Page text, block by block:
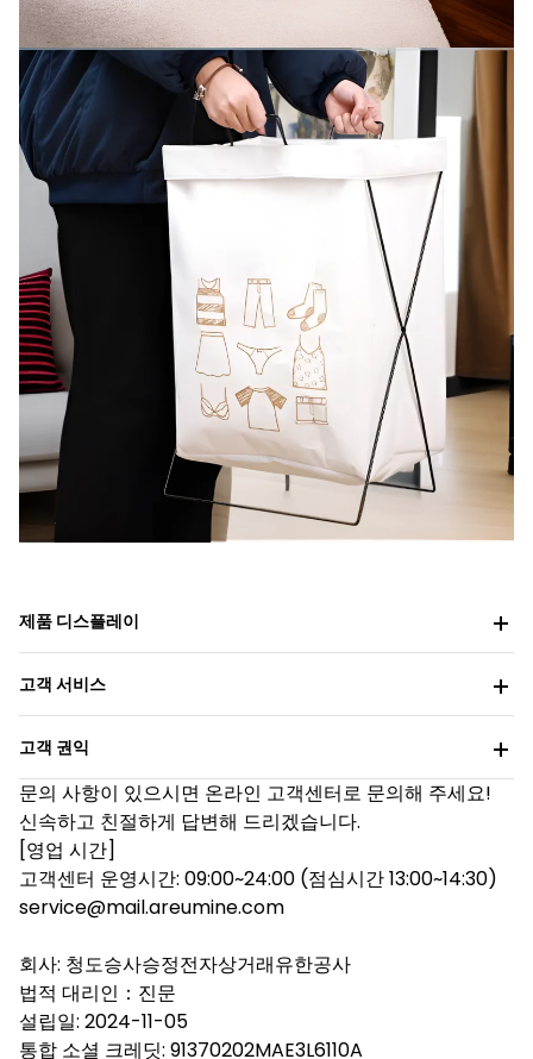
제품 디스플레이
고객 서비스
고객 권익
문의 사항이 있으시면 온라인 고객센터로 문의해 주세요!
신속하고 친절하게 답변해 드리겠습니다.
[영업 시간]
고객센터 운영시간: 09:00~24:00 (점심시간 13:00~14:30)
service@mail.areumine.com
회사: 청도승사승정전자상거래유한공사
법적 대리인：진문
설립일: 2024-11-05
통합 소셜 크레딧: 91370202MAE3L6110A